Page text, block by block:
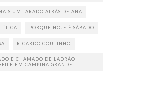
UM TARADO ATRÁS DE ANA
PORQUE HOJE É SÁBADO
RICARDO COUTINHO
E CHAMADO DE LADRÃO
EM CAMPINA GRANDE